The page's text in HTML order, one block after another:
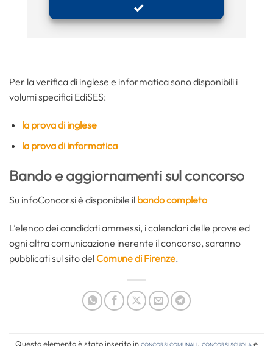
Per la verifica di inglese e informatica sono disponibili i
volumi specifici EdiSES:
la prova di inglese
la prova di informatica
Bando e aggiornamenti sul concorso
Su infoConcorsi è disponibile il bando completo
L’elenco dei candidati ammessi, i calendari delle prove ed
ogni altra comunicazione inerente il concorso, saranno
pubblicati sul sito delComune di Firenze.
Questo elemento è stato inserito inConcorsi comunali, Concorsi Scuolae